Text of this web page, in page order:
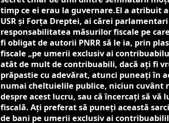
timp ce ei erau la guvernare.El a atribuit
USR și Forța Dreptei, ai cărei
responsabilitatea măsurilor fiscale pe
fi obligat de autorii PNRR să le ia, prin
fiscale „pe umerii exclusiv ai
atât de mult de contribuabili, dacă aţi fi
prăpastie cu adevărat, atunci puneaţi în
numai cheltuielile publice, niciun cuvânt
despre acest lucru, sau că încercaţi să vă
fiscală. Aţi preferat să puneţi această
de bani pe umerii exclusiv ai